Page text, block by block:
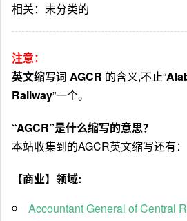
相关：未分类的
注意：
英文缩写词 AGCR 的含义,不止“
Railway”一个。
“AGCR”是什么缩写的意思？
本站收集到的AGCR英文缩写还有：
【商业】领域:
Accountant General of Central